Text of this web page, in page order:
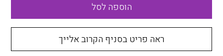
הוספה לסל
ראה פריט בסניף הקרוב אלייך